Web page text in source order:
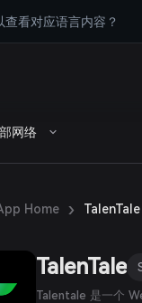
查看对应语言内容？
网络
Home › TalenTale
TalenTale
Talentale 是一个